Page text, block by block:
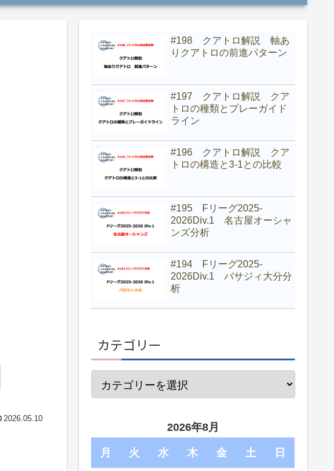
2026.05.10
#198 クアトロ解説 軸あ
りクアトロの前進パターン
#197 クアトロ解説 クア
トロの種類とプレーガイド
ライン
#196 クアトロ解説 クア
トロの構造と3-1との比較
#195 Fリーグ2025-
2026Div.1 名古屋オーシャ
ンズ分析
#194 Fリーグ2025-
2026Div.1 バサジィ大分分
析
カテゴリー
2026年8月
月 火 水 木 金 土 日